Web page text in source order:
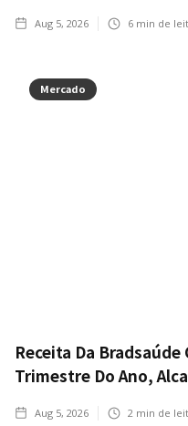
Aug 5, 2026 6 min de
Mercado
Receita Da
Trimestre Do Ano,
Aug 5, 2026 2 min de